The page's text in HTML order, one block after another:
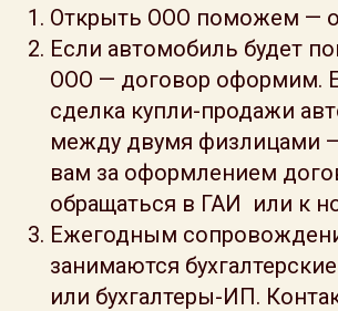
Открыть ООО поможем —
Если автомобиль будет
ООО — договор оформим.
сделка купли-продажи
между двумя физлицами
вам за оформлением
обращаться в ГАИ или к
Ежегодным
занимаются
или бухгалтеры-ИП.